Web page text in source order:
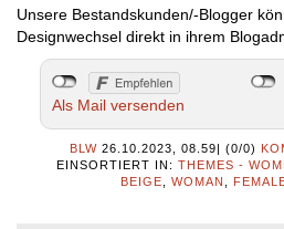
Unsere Bestandskunden/-Blogger
Designwechsel direkt in ihrem
Als Mail versenden
BLW 26.10.2023, 08.59| (0/0)
EINSORTIERT IN: THEMES -
BEIGE
WOMAN